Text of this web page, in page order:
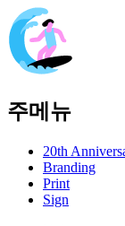
주메뉴
20th
Branding
Print
Sign